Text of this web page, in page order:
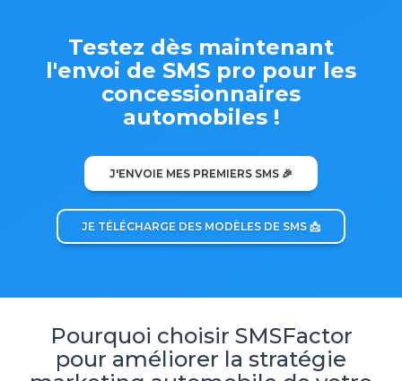
Testez dès maintenant
l'envoi de SMS pro pour les
concessionnaires
automobiles !
J'ENVOIE MES PREMIERS SMS 🎉
JE TÉLÉCHARGE DES MODÈLES DE SMS 📩
Pourquoi choisir SMSFactor
pour améliorer la stratégie